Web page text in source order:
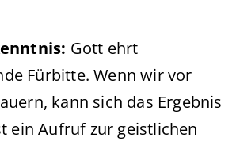
Gott ehrt
Fürbitte. Wenn wir vor
kann sich das Ergebnis
ein Aufruf zur geistlichen